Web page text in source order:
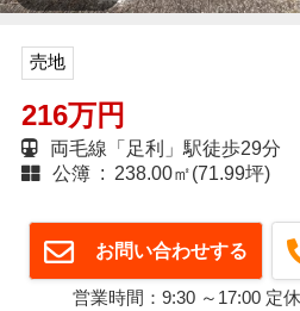
売地
216万円
両毛線「足利」駅徒歩29分
公簿 : 238.00㎡(71.99坪)
お問い合わせする
営業時間：9:30 ～17:00 定